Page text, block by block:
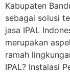
Kabupaten
sebagai solusi
jasa IPAL
merupakan
ramah
IPAL? Instalasi